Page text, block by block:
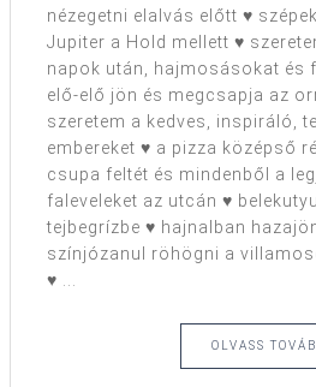
nézegetni elalvás előtt ♥
Jupiter a Hold mellett ♥
napok után, hajmosásokat és
elő-elő jön és megcsapja az
szeretem a kedves, inspiráló,
embereket ♥ a pizza középső
csupa feltét és mindenből a
faleveleket az utcán ♥
tejbegrízbe ♥ hajnalban
színjózanul röhögni a
♥ ...
OLVASS